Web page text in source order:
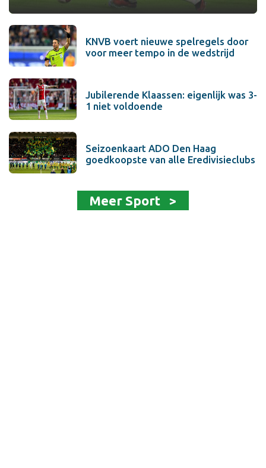
KNVB voert nieuwe spelregels door
voor meer tempo in de wedstrijd
Jubilerende Klaassen: eigenlijk was 3-
1 niet voldoende
Seizoenkaart ADO Den Haag
goedkoopste van alle Eredivisieclubs
Meer Sport >